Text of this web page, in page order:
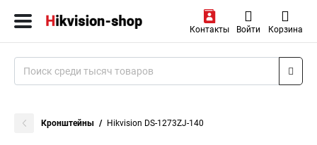
Контакты Войти Корзина
Кронштейны Hikvision DS-1273ZJ-140